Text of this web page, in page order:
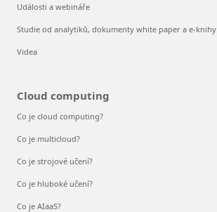
Události a webináře
Studie od analytiků, dokumenty white paper a e-knihy
Videa
Cloud computing
Co je cloud computing?
Co je multicloud?
Co je strojové učení?
Co je hluboké učení?
Co je AIaaS?